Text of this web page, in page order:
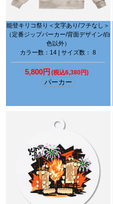
能登キリコ祭り＜文字あり/フチなし＞
（定番ジップパーカー/背面デザイン/白
色以外）
カラー数：14 | サイズ数： 8
5,800円 (税込6,380円)
パーカー